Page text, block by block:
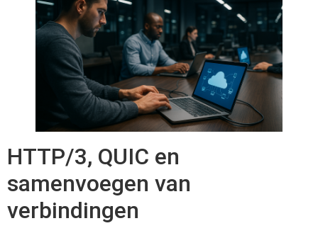
HTTP/3, QUIC en
samenvoegen van
verbindingen